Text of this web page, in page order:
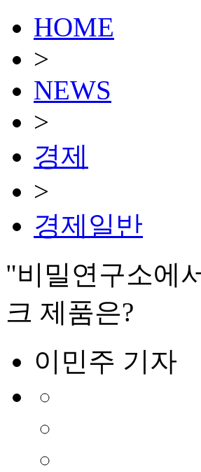
HOME
>
NEWS
>
경제
>
경제일반
"비밀연구소에
크 제품은?
이민주 기자